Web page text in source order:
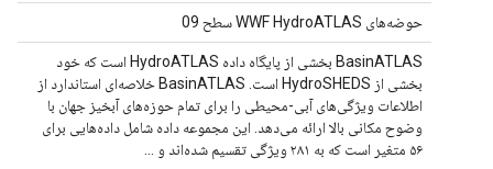
حوضه‌های WWF HydroATLAS سطح 09
BasinATLAS بخشی از پایگاه داده HydroATLAS است که خود
بخشی از HydroSHEDS است. BasinATLAS خلاصه‌ای استاندارد از
اطلاعات ویژگی‌های آبی-محیطی را برای تمام حوزه‌های آبخیز جهان با
وضوح مکانی بالا ارائه می‌دهد. این مجموعه داده شامل داده‌هایی برای
۵۶ متغیر است که به ۲۸۱ ویژگی تقسیم شده‌اند و ...